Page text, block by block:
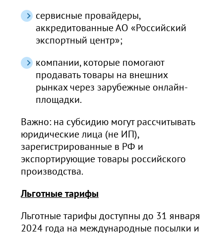
сервисные провайдеры,
аккредитованные АО «Российский
экспортный центр»;
компании, которые помогают
продавать товары на внешних
рынках через зарубежные онлайн-
площадки.
Важно: на субсидию могут рассчитывать
юридические лица (не ИП),
зарегистрированные в РФ и
экспортирующие товары российского
производства.
Льготные тарифы
Льготные тарифы доступны до 31 января
2024 года на международные посылки и